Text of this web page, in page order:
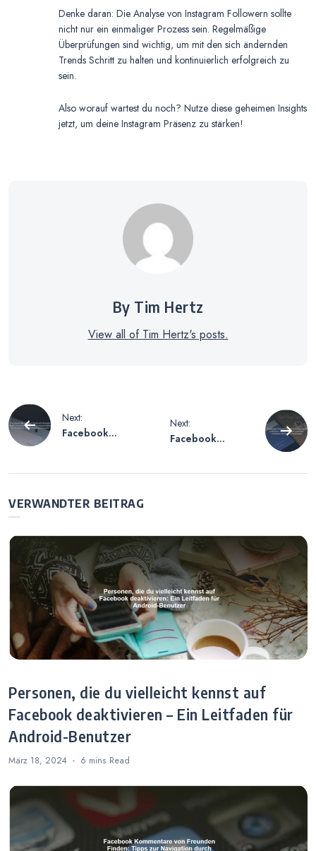
Denke daran: Die Analyse von Instagram Followern sollte
nicht nur ein einmaliger Prozess sein. Regelmäßige
Überprüfungen sind wichtig, um mit den sich ändernden
Trends Schritt zu halten und kontinuierlich erfolgreich zu
sein.
Also worauf wartest du noch? Nutze diese geheimen Insights
jetzt, um deine Instagram Präsenz zu stärken!
By Tim Hertz
View all of Tim Hertz's posts.
Beitragsnavigation
Next:
Facebook
Lösungsansätze
Nachrichtenversa
nd
Next:
Facebook
Benachrichtigung
en
VERWANDTER BEITRAG
Personen, die du vielleicht kennst auf
Facebook deaktivieren – Ein Leitfaden für
Android-Benutzer
März 18, 2024 6 mins Read